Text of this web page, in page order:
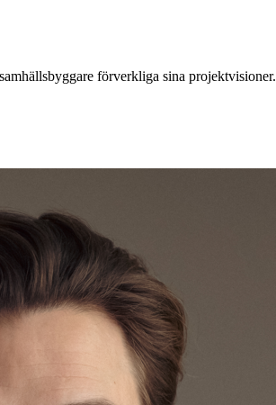
förverkliga sina projektvisioner.